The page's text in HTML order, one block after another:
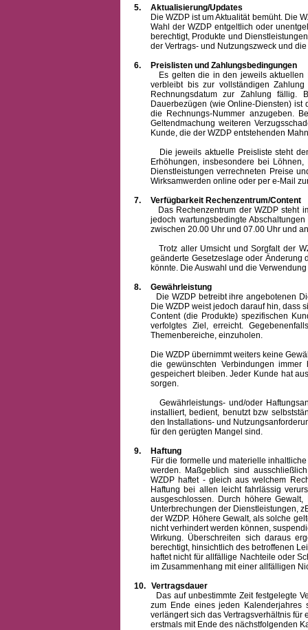
5.
Aktualisierung/Updates
Die WZDP ist um Aktualität bemüht. Die
Wahl der WZDP entgeltlich oder
berechtigt, Produkte und
der Vertrags- und Nutzungszweck und
6.
Preislisten und Zahlungsbedingungen
Es gelten die in den jeweils aktuellen
verbleibt bis zur vollständigen
Rechnungsdatum zur Zahlung fällig.
Dauerbezügen (wie Online-Diensten)
die Rechnungs-Nummer anzugeben.
Geltendmachung weiteren
Kunde, die der WZDP entstehenden
Die jeweils aktuelle Preisliste steht dem
Erhöhungen, insbesondere bei
Dienstleistungen verrechneten Preise
Wirksamwerden online oder per e-Mail
7.
Verfügbarkeit Rechenzentrum/Content
Das Rechenzentrum der WZDP steht im
jedoch wartungsbedingte
zwischen 20.00 Uhr und 07.00 Uhr und
Trotz aller Umsicht und Sorgfalt der
geänderte Gesetzeslage oder Änderung
könnte. Die Auswahl und die
8.
Gewährleistung
Die WZDP betreibt ihre angebotenen
Die WZDP weist jedoch darauf hin, dass
Content (die Produkte) spezifischen
verfolgtes Ziel, erreicht.
Themenbereiche, einzuholen.
Die WZDP übernimmt weiters keine
die gewünschten Verbindungen
gespeichert bleiben. Jeder Kunde hat
sorgen.
Gewährleistungs- und/oder
installiert, bedient, benutzt bzw
den Installations- und
für den gerügten Mangel sind.
9.
Haftung
Für die formelle und materielle
werden. Maßgeblich sind
WZDP haftet - gleich aus welchem
Haftung bei allen leicht fahrlässig
ausgeschlossen. Durch höhere
Unterbrechungen der Dienstleistungen,
der WZDP. Höhere Gewalt, als solche
nicht verhindert werden können,
Wirkung. Überschreiten sich daraus
berechtigt, hinsichtlich des betroffenen
haftet nicht für allfällige Nachteile oder
im Zusammenhang mit einer allfälligen
10. Vertragsdauer
Das auf unbestimmte Zeit festgelegte
zum Ende eines jeden Kalenderjahres
verlängert sich das Vertragsverhältnis
erstmals mit Ende des nächstfolgenden